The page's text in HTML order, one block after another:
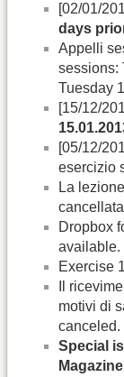
[02/01/
days
Appelli
sessions:
Tuesday
[15/12/
[05/12/
esercizio
La
Dropbox
available.
Exercise
Il
motivi di
canceled.
Special